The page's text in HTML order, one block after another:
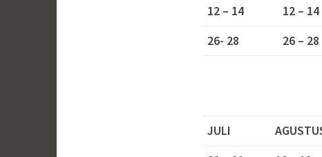
12 – 14
12 – 14
26- 28
26 – 28
JULI